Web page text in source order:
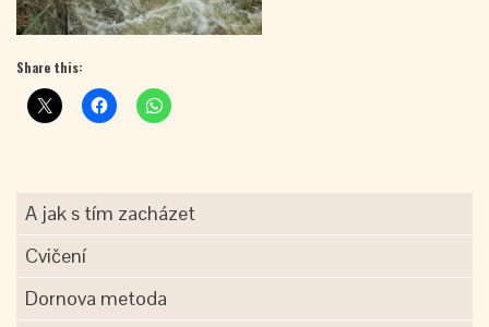
Share this:
A jak s tím zacházet
Cvičení
Dornova metoda